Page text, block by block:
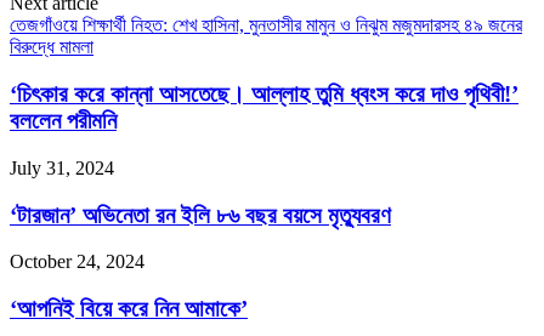
তেজগাঁওয়ে শিক্ষার্থী নিহত: শেখ হাসিনা, মুনতাসীর মামুন ও নিঝুম মজুমদারসহ ৪৯ জনের
বিরুদ্ধে মামলা
‘চিৎকার করে কান্না আসতেছে। আল্লাহ তুমি ধ্বংস করে দাও পৃথিবী!’
বললেন পরীমনি
July 31, 2024
‘টারজান’ অভিনেতা রন ইলি ৮৬ বছর বয়সে মৃত্যুবরণ
October 24, 2024
‘আপনিই বিয়ে করে নিন আমাকে’